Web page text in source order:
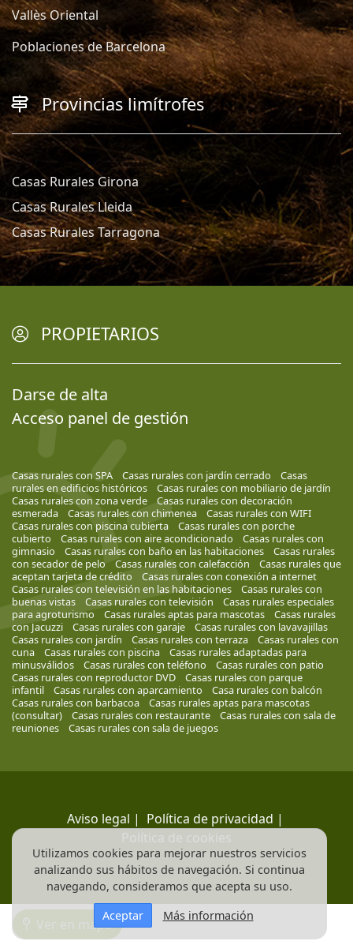
Ver en mapa
Vallès Oriental
Poblaciones de Barcelona
Provincias limítrofes
Casas Rurales Girona
Casas Rurales Lleida
Casas Rurales Tarragona
PROPIETARIOS
Darse de alta
Acceso panel de gestión
Casas rurales con SPA Casas rurales con jardín cerrado
Casas
rurales en edificios históricos
Casas rurales con mobiliario de jardín
Casas rurales con zona verde
Casas rurales con decoración
esmerada
Casas rurales con chimenea
Casas rurales con WIFI
Casas rurales con piscina cubierta
Casas rurales con porche
cubierto
Casas rurales con aire acondicionado
Casas rurales con
gimnasio
Casas rurales con baño en las habitaciones
Casas rurales
con secador de pelo
Casas rurales con calefacción
Casas rurales que
aceptan tarjeta de crédito
Casas rurales con conexión a internet
Casas rurales con televisión en las habitaciones
Casas rurales con
buenas vistas
Casas rurales con televisión
Casas rurales especiales
para agroturismo
Casas rurales aptas para mascotas
Casas rurales
con Jacuzzi
Casas rurales con garaje
Casas rurales con lavavajillas
Casas rurales con jardín
Casas rurales con terraza
Casas rurales con
cuna
Casas rurales con piscina
Casas rurales adaptadas para
minusválidos
Casas rurales con teléfono
Casas rurales con patio
Casas rurales con reproductor DVD
Casas rurales con parque
infantil
Casas rurales con aparcamiento
Casa rurales con balcón
Casas rurales con barbacoa
Casas rurales aptas para mascotas
(consultar)
Casas rurales con restaurante
Casas rurales con sala de
reuniones
Casas rurales con sala de juegos
Aviso legal | Política de privacidad |
Política de cookies
Utilizamos cookies para mejorar nuestros servicios
analizando sus hábitos de navegación. Si continua
navegando, consideramos que acepta su uso.
Aceptar
Más información